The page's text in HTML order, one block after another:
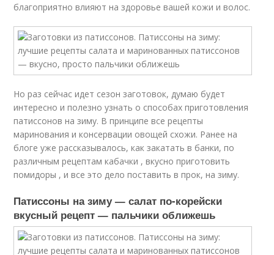
благоприятно влияют на здоровье вашей кожи и волос.
Но раз сейчас идет сезон заготовок, думаю будет
интересно и полезно узнать о способах приготовления
патиссонов на зиму. В принципе все рецепты
маринования и консервации овощей схожи. Ранее на
блоге уже рассказывалось, как закатать в банки, по
различным рецептам кабачки , вкусно приготовить
помидоры , и все это дело поставить в прок, на зиму.
Патиссоны на зиму — салат по-корейски
вкусный рецепт — пальчики оближешь